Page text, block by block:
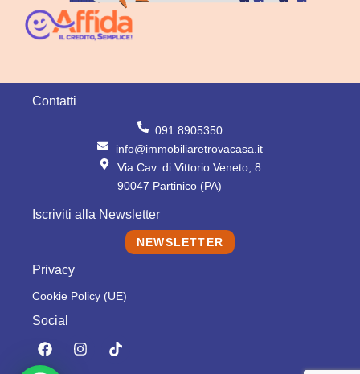
Contatti
091 8905350
info@immobiliaretrovacasa.it
Via Cav. di Vittorio Veneto, 8
90047 Partinico (PA)
Iscriviti alla Newsletter
NEWSLETTER
Privacy
Cookie Policy (UE)
Social
F
a
I
n
T
i